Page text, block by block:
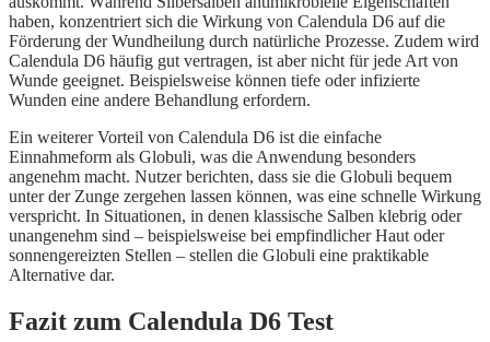
haben, konzentriert sich die Wirkung von Calendula D6 auf die
Förderung der Wundheilung durch natürliche Prozesse. Zudem wird
Calendula D6 häufig gut vertragen, ist aber nicht für jede Art von
Wunde geeignet. Beispielsweise können tiefe oder infizierte
Wunden eine andere Behandlung erfordern.
Ein weiterer Vorteil von Calendula D6 ist die einfache
Einnahmeform als Globuli, was die Anwendung besonders
angenehm macht. Nutzer berichten, dass sie die Globuli bequem
unter der Zunge zergehen lassen können, was eine schnelle Wirkung
verspricht. In Situationen, in denen klassische Salben klebrig oder
unangenehm sind – beispielsweise bei empfindlicher Haut oder
sonnengereizten Stellen – stellen die Globuli eine praktikable
Alternative dar.
Fazit zum Calendula D6 Test